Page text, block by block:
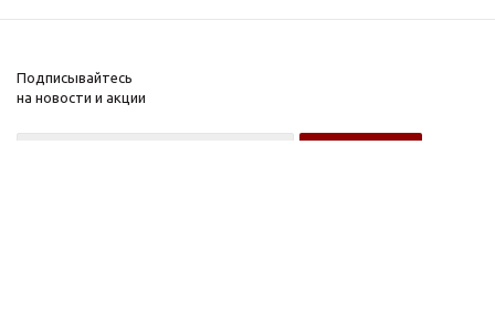
Подписывайтесь
на новости и акции